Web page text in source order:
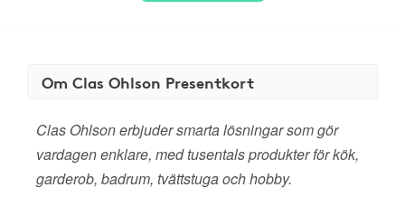
Om Clas Ohlson Presentkort
Clas Ohlson erbjuder smarta lösningar som gör
vardagen enklare, med tusentals produkter för kök,
garderob, badrum, tvättstuga och hobby.